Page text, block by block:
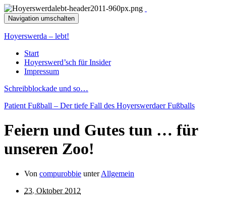
Navigation umschalten
Hoyerswerda – lebt!
Start
Hoyerswerd’sch für Insider
Impressum
Schreibblockade und so…
Patient Fußball – Der tiefe Fall des Hoyerswerdaer Fußballs
Feiern und Gutes tun … für
unseren Zoo!
Von compurobbie unterAllgemein
23. Oktober 2012